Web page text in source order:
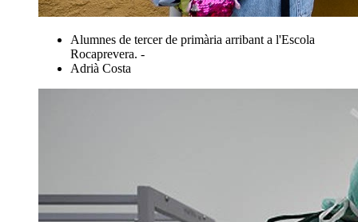
Alumnes de tercer de primària arribant a l'Escola
Rocaprevera. -
Adrià Costa